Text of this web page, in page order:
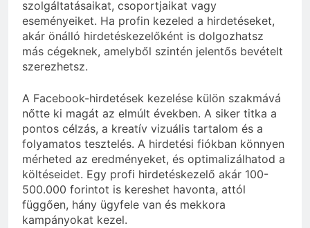
szolgáltatásaikat, csoportjaikat vagy
eseményeiket. Ha profin kezeled a hirdetéseket,
akár önálló hirdetéskezelőként is dolgozhatsz
más cégeknek, amelyből szintén jelentős bevételt
szerezhetsz.
A Facebook-hirdetések kezelése külön szakmává
nőtte ki magát az elmúlt években. A siker titka a
pontos célzás, a kreatív vizuális tartalom és a
folyamatos tesztelés. A hirdetési fiókban könnyen
mérheted az eredményeket, és optimalizálhatod a
költéseidet. Egy profi hirdetéskezelő akár 100-
500.000 forintot is kereshet havonta, attól
függően, hány ügyfele van és mekkora
kampányokat kezel.